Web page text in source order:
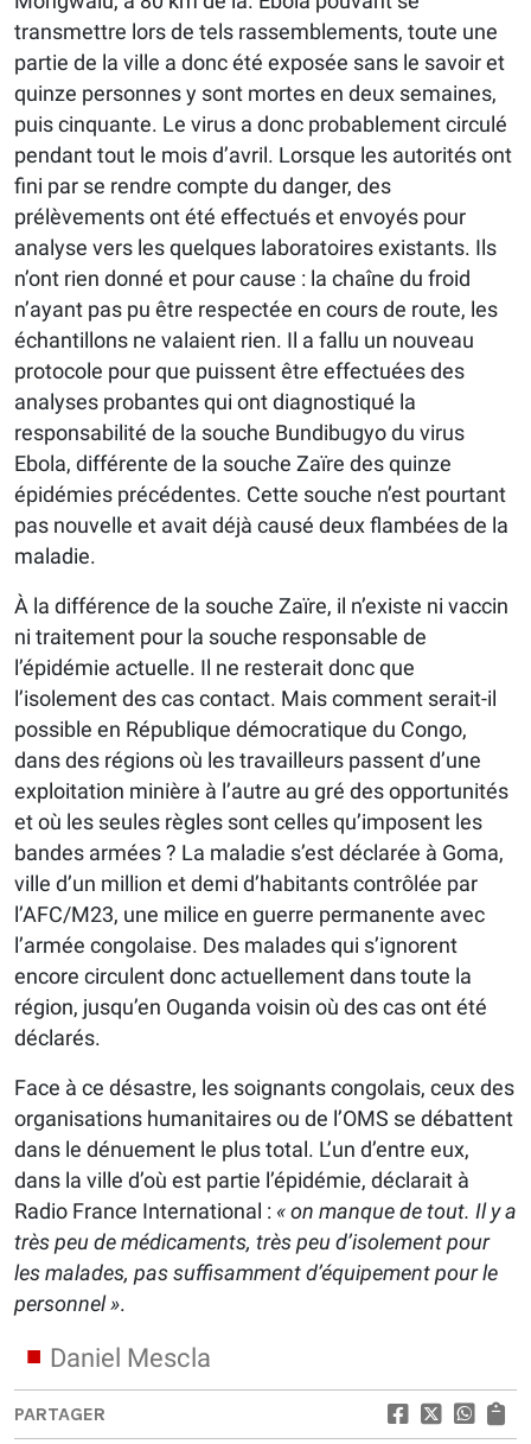
transmettre lors de tels rassemblements, toute une
partie de la ville a donc été exposée sans le savoir et
quinze personnes y sont mortes en deux semaines,
puis cinquante. Le virus a donc probablement circulé
pendant tout le mois d’avril. Lorsque les autorités ont
fini par se rendre compte du danger, des
prélèvements ont été effectués et envoyés pour
analyse vers les quelques laboratoires existants. Ils
n’ont rien donné et pour cause : la chaîne du froid
n’ayant pas pu être respectée en cours de route, les
échantillons ne valaient rien. Il a fallu un nouveau
protocole pour que puissent être effectuées des
analyses probantes qui ont diagnostiqué la
responsabilité de la souche Bundibugyo du virus
Ebola, différente de la souche Zaïre des quinze
épidémies précédentes. Cette souche n’est pourtant
pas nouvelle et avait déjà causé deux flambées de la
maladie.
À la différence de la souche Zaïre, il n’existe ni vaccin
ni traitement pour la souche responsable de
l’épidémie actuelle. Il ne resterait donc que
l’isolement des cas contact. Mais comment serait-il
possible en République démocratique du Congo,
dans des régions où les travailleurs passent d’une
exploitation minière à l’autre au gré des opportunités
et où les seules règles sont celles qu’imposent les
bandes armées ? La maladie s’est déclarée à Goma,
ville d’un million et demi d’habitants contrôlée par
l’AFC/M23, une milice en guerre permanente avec
l’armée congolaise. Des malades qui s’ignorent
encore circulent donc actuellement dans toute la
région, jusqu’en Ouganda voisin où des cas ont été
déclarés.
Face à ce désastre, les soignants congolais, ceux des
organisations humanitaires ou de l’OMS se débattent
dans le dénuement le plus total. L’un d’entre eux,
dans la ville d’où est partie l’épidémie, déclarait à
Radio France International : « on manque de tout. Il y a
très peu de médicaments, très peu d’isolement pour
les malades, pas suffisamment d’équipement pour le
personnel ».
Daniel Mescla
PARTAGER